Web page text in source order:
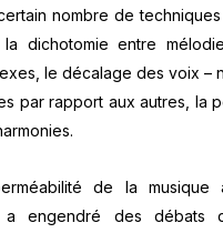
nombre de
dichotomie entre
le décalage des voix –
par rapport aux autres, la
de la musique
a engendré des débats